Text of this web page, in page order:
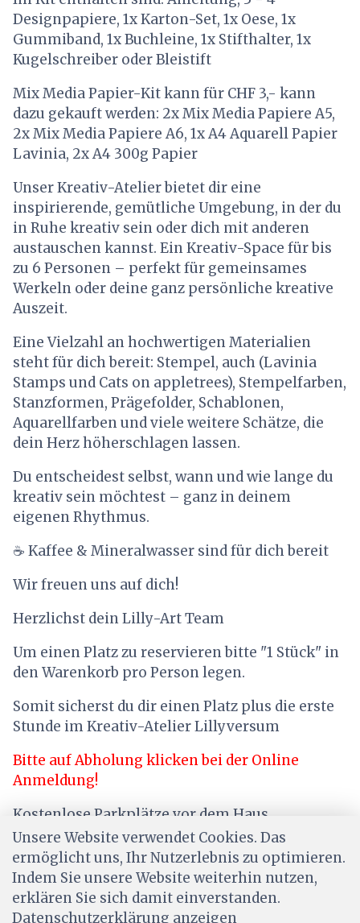
Designpapiere, 1x Karton-Set, 1x Oese, 1x
Gummiband, 1x Buchleine, 1x Stifthalter, 1x
Kugelschreiber oder Bleistift
Mix Media Papier-Kit kann für CHF 3,- kann
dazu gekauft werden: 2x Mix Media Papiere A5,
2x Mix Media Papiere A6, 1x A4 Aquarell Papier
Lavinia, 2x A4 300g Papier
Unser Kreativ-Atelier bietet dir eine
inspirierende, gemütliche Umgebung, in der du
in Ruhe kreativ sein oder dich mit anderen
austauschen kannst. Ein Kreativ-Space für bis
zu 6 Personen – perfekt für gemeinsames
Werkeln oder deine ganz persönliche kreative
Auszeit.
Eine Vielzahl an hochwertigen Materialien
steht für dich bereit: Stempel, auch (Lavinia
Stamps und Cats on appletrees), Stempelfarben,
Stanzformen, Prägefolder, Schablonen,
Aquarellfarben und viele weitere Schätze, die
dein Herz höherschlagen lassen.
Du entscheidest selbst, wann und wie lange du
kreativ sein möchtest – ganz in deinem
eigenen Rhythmus.
☕ Kaffee & Mineralwasser sind für dich bereit
Wir freuen uns auf dich!
Herzlichst dein Lilly-Art Team
Um einen Platz zu reservieren bitte "1 Stück" in
den Warenkorb pro Person legen.
Somit sicherst du dir einen Platz plus die erste
Stunde im Kreativ-Atelier Lillyversum
Bitte auf Abholung klicken bei der Online
Anmeldung!
Kostenlose Parkplätze vor dem Haus
Unsere Website verwendet Cookies. Das
ermöglicht uns, Ihr Nutzerlebnis zu optimieren.
Indem Sie unsere Website weiterhin nutzen,
erklären Sie sich damit einverstanden.
Datenschutzerklärung anzeigen